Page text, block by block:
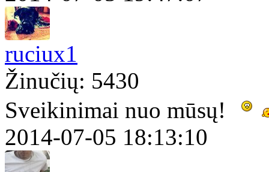
ruciux1
Žinučių: 5430
Sveikinimai nuo mūsų!
2014-07-05 18:13:10